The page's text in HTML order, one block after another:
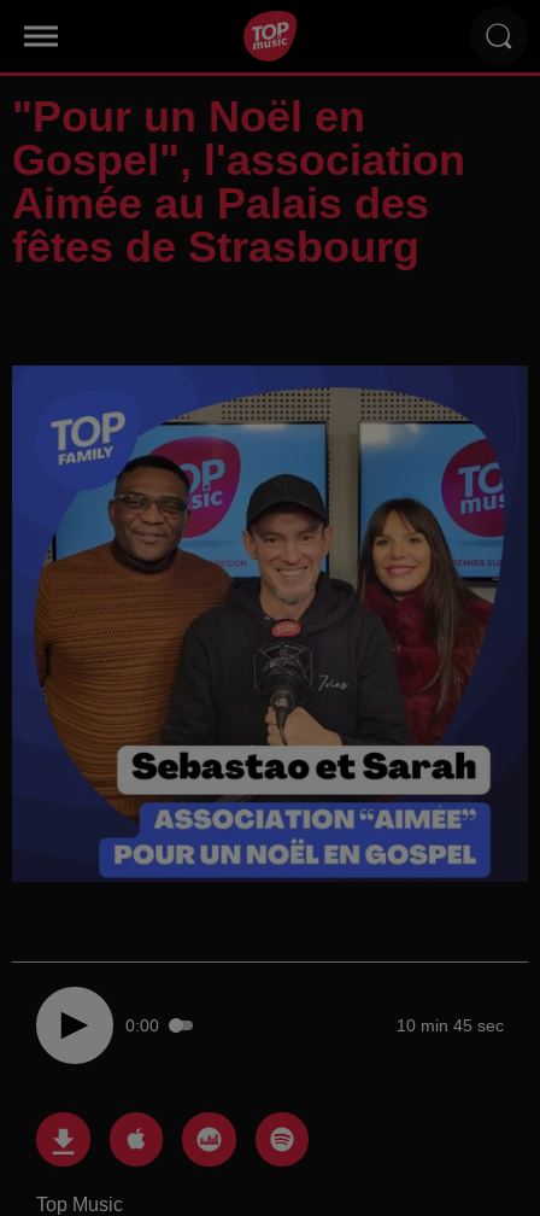
"Pour un Noël en
Gospel", l'association
Aimée au Palais des
fêtes de Strasbourg
0:00 10 min 45 sec
Top Music